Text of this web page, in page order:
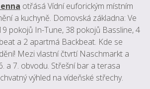
otřásá Vídní euforickým místním
a kuchyně. Domovská základna: Ve
pokojů In-Tune, 38 pokojů Bassline, 4
a 2 apartmá Backbeat. Kde se
Mezi vlastní čtvrtí Naschmarkt a
a 7. obvodu. Střešní bar a terasa
výhled na vídeňské střechy.